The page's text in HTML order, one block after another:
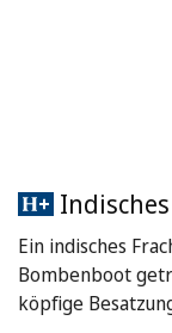
Ein indisches
Bombenboot
köpfige